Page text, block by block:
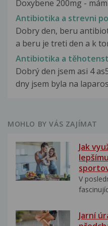
Doxybene 200mg -
Antibiotika a strevni
Dobry den, beru
a beru je treti den a k
Antibiotika a
Dobrý den jsem asi 4
dny jsem byla na
MOHLO BY VÁS ZAJÍMAT
Jak
V
Jarní